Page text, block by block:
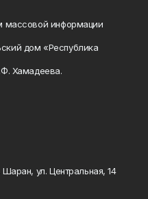
массовой информации
дом «Республика
Хамадеева.
ул. Центральная, 14